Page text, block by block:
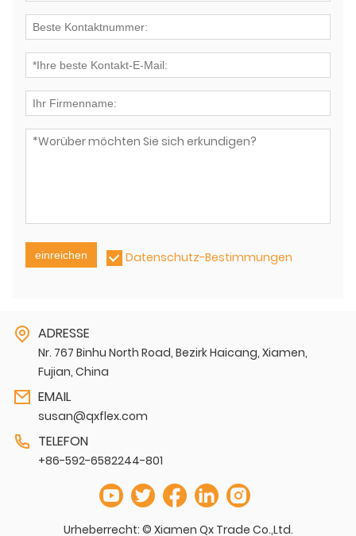
einreichen Datenschutz-Bestimmungen
ADRESSE
Nr. 767 Binhu North Road, Bezirk Haicang, Xiamen,
Fujian, China
EMAIL
susan@qxflex.com
TELEFON
+86-592-6582244-801
Urheberrecht: © Xiamen Qx Trade Co.,Ltd.